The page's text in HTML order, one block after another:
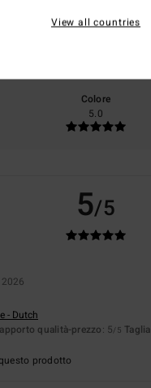
Colore
5.0
5/5
- Dutch
qualità-prezzo: 5/5 Taglia
prodotto
View all countries